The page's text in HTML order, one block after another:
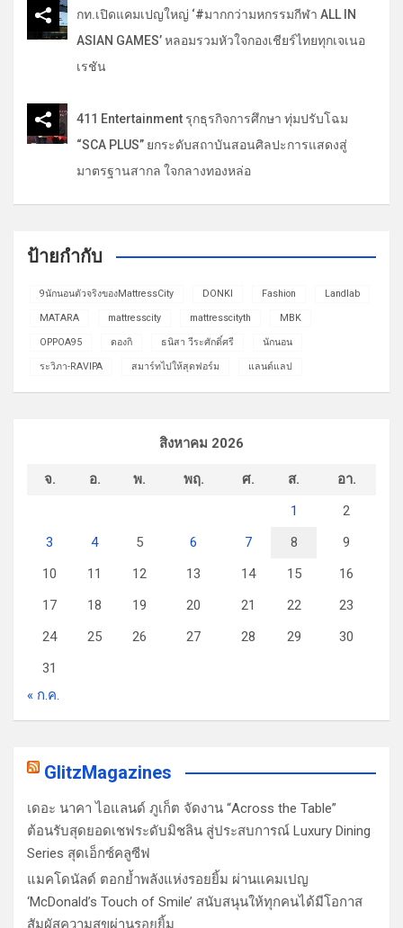
กท.เปิดแคมเปญใหญ่ ‘#มากกว่ามหกรรมกีฬา ALL IN
ASIAN GAMES’ หลอมรวมหัวใจกองเชียร์ไทยทุกเจเนอ
เรชัน
411 Entertainment รุกธุรกิจการศึกษา ทุ่มปรับโฉม
“SCA PLUS” ยกระดับสถาบันสอนศิลปะการแสดงสู่
มาตรฐานสากล ใจกลางทองหล่อ
ป้ายกำกับ
9นักนอนตัวจริงของMattressCity DONKI Fashion Landlab
MATARA mattresscity mattresscityth MBK
OPPOA95 ดองกิ ธนิสา วีระศักดิ์ศรี นักนอน
ระวิภา-RAVIPA สมาร์ทไปให้สุดฟอร์ม แลนด์แลป
สิงหาคม 2026
จ. อ. พ. พฤ. ศ. ส.
อา.
1
2
3
4 5 6 7 8
9
10
11 12 13 14 15
16
17
18 19 20 21 22
23
24
25 26 27 28 29
30
31
« ก.ค.
GlitzMagazines
เดอะ นาคา ไอแลนด์ ภูเก็ต จัดงาน “Across the Table”
ต้อนรับสุดยอดเชฟระดับมิชลิน สู่ประสบการณ์ Luxury Dining
Series สุดเอ็กซ์คลูซีฟ
แมคโดนัลด์ ตอกย้ำพลังแห่งรอยยิ้ม ผ่านแคมเปญ
‘McDonald’s Touch of Smile’ สนับสนุนให้ทุกคนได้มีโอกาส
สัมผัสความสุขผ่านรอยยิ้ม